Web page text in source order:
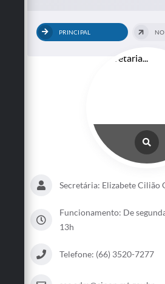
PRINCIPAL
Secretária: Elizabete Cilião
Funcionamento: De
13h
Telefone: (66) 3520-7277